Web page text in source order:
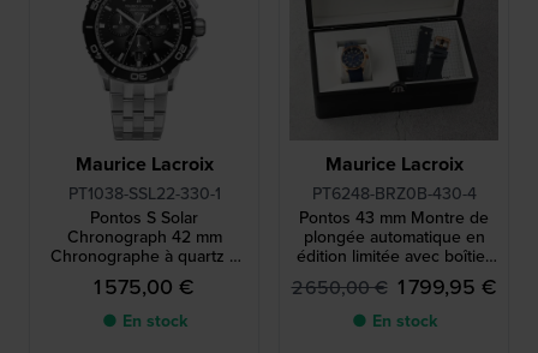
Maurice Lacroix
PT1038-SSL22-330-1
Pontos S Solar
Chronograph 42 mm
Chronographe à quartz à
énergie solaire, fabriqué en
Suisse
1 575,00 €
● En stock
Maurice Lacroix
PT6248-BRZ0B-430-4
Pontos 43 mm Montre de
plongée automatique en
édition limitée avec boîtier
en bronze véritable
2 650,00 € 1 799,95 €
● En stock